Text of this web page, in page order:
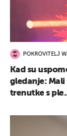
POKROVITELJ
Kad su
gledanje:
trenutke s